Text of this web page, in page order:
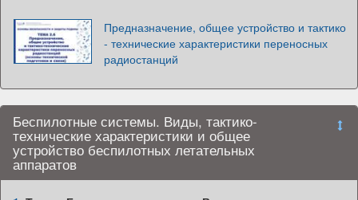
Предназначение, общее устройство и тактико
- технические характеристики переносных
радиостанций
Беспилотные системы. Виды, тактико-
технические характеристики и общее
устройство беспилотных летательных
аппаратов